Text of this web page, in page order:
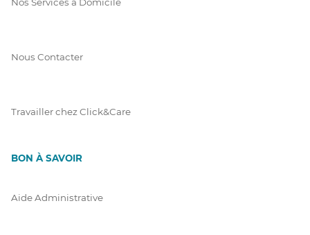
Nous Contacter
Travailler chez Click&Care
BON À SAVOIR
Aide Administrative